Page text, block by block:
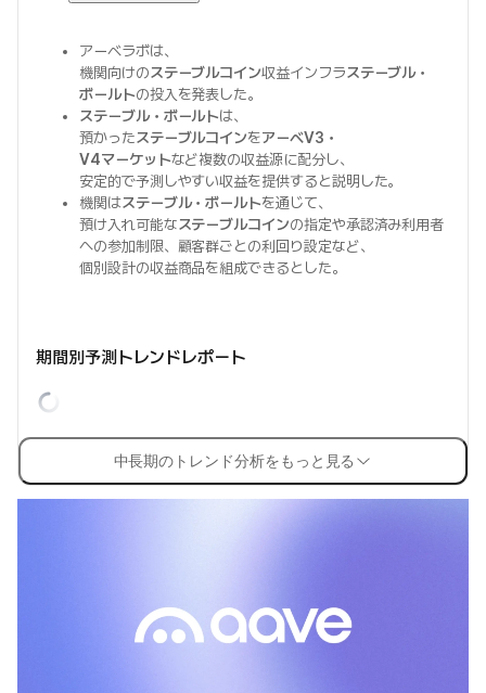
アーベラボは、
機関向けのステーブルコイン収益インフラステーブル・
ボールトの投入を発表した。
ステーブル・ボールトは、
預かったステーブルコインをアーベV3・
V4マーケットなど複数の収益源に配分し、
安定的で予測しやすい収益を提供すると説明した。
機関はステーブル・ボールトを通じて、
預け入れ可能なステーブルコインの指定や承認済み利用者
への参加制限、顧客群ごとの利回り設定など、
個別設計の収益商品を組成できるとした。
期間別予測トレンドレポート
中長期のトレンド分析をもっと見る